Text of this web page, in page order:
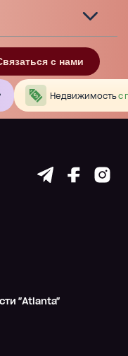
с нами
Недвижимостьс
"Atlanta"